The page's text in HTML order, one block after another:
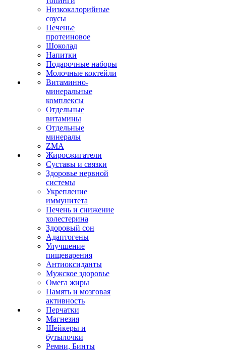
Низкокалорийные
соусы
Печенье
протеиновое
Шоколад
Напитки
Подарочные наборы
Молочные коктейли
Витаминно-
минеральные
комплексы
Отдельные
витамины
Отдельные
минералы
ZMA
Жиросжигатели
Суставы и связки
Здоровье нервной
системы
Укрепление
иммунитета
Печень и снижение
холестерина
Здоровый сон
Адаптогены
Улучшение
пищеварения
Антиоксиданты
Мужское здоровье
Омега жиры
Память и мозговая
активность
Перчатки
Магнезия
Шейкеры и
бутылочки
Ремни, Бинты